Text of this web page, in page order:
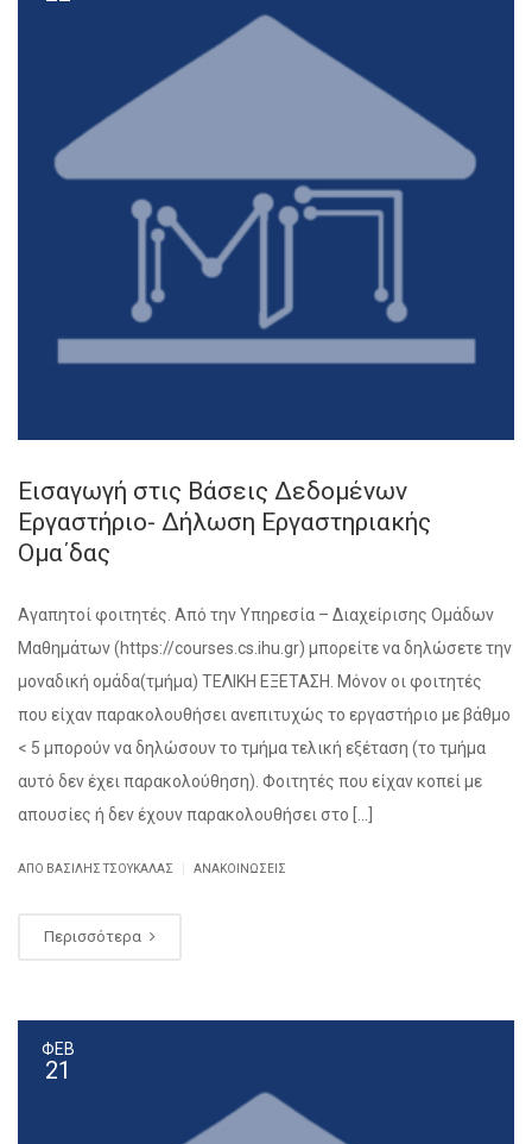
Εισαγωγή στις Βάσεις Δεδομένων
Εργαστήριο- Δήλωση Εργαστηριακής
Ομα΄δας
Αγαπητοί φοιτητές. Από την Υπηρεσία – Διαχείρισης Ομάδων
Μαθημάτων (https://courses.cs.ihu.gr) μπορείτε να δηλώσετε την
μοναδική ομάδα(τμήμα) ΤΕΛΙΚΗ ΕΞΕΤΑΣΗ. Μόνον οι φοιτητές
που είχαν παρακολουθήσει ανεπιτυχώς το εργαστήριο με βάθμο
< 5 μπορούν να δηλώσουν το τμήμα τελική εξέταση (το τμήμα
αυτό δεν έχει παρακολούθηση). Φοιτητές που είχαν κοπεί με
απουσίες ή δεν έχουν παρακολουθήσει στο […]
ΑΠΌ ΒΑΣΊΛΗΣ ΤΣΟΥΚΑΛΆΣ ΑΝΑΚΟΙΝΏΣΕΙΣ
Περισσότερα
ΦΕΒ
21